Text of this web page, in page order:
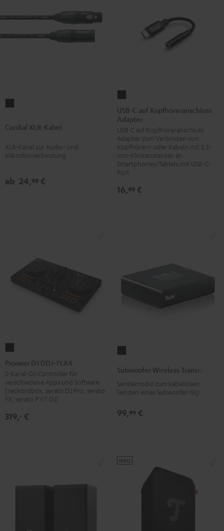
Kabel
Cordial XLR-Kabel
XLR‑Kabel zur Audio‑ und
Mikrofonverbindung
ab 24,99 €
C
auf
Kopfhöreranschluss
Adapter
Schwarz
USB-C auf Kopfhöreranschluss
Adapter
USB-C auf Kopfhöreranschluss
Adapter zum Verbinden von
Kopfhörern oder Kabeln mit 3,5-
mm-Klinkenstecker an
Smartphones/Tablets mit USB-C-
Port
16,99 €
DDJ-
FLX4
Schwarz
Pioneer DJ DDJ-FLX4
2-Kanal-DJ-Controller für
verschiedene Apps und Software
(reckordbox, serato DJ Pro, serato
FX, serato P'nT DJ)
319,‐ €
Transmitter
Schwarz
Subwoofer Wireless Transmitter
Sendemodul zum kabellosen
Senden eines Subwoofer-Signals
99,99 €
NEU